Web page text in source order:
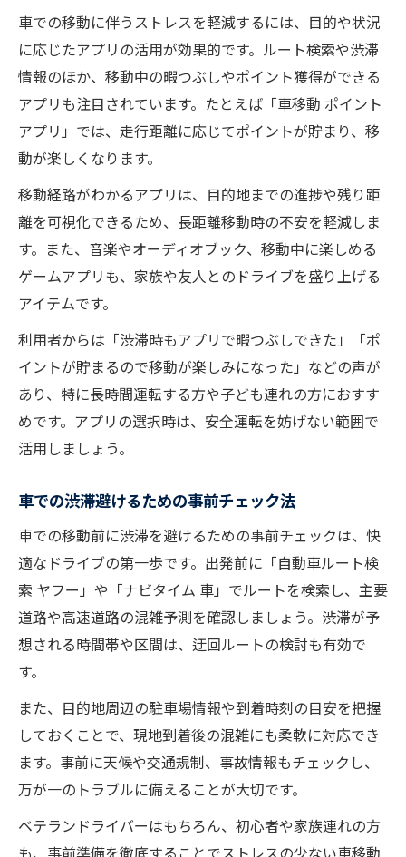
車での移動に伴うストレスを軽減するには、目的や状況
に応じたアプリの活用が効果的です。ルート検索や渋滞
情報のほか、移動中の暇つぶしやポイント獲得ができる
アプリも注目されています。たとえば「車移動 ポイント
アプリ」では、走行距離に応じてポイントが貯まり、移
動が楽しくなります。
移動経路がわかるアプリは、目的地までの進捗や残り距
離を可視化できるため、長距離移動時の不安を軽減しま
す。また、音楽やオーディオブック、移動中に楽しめる
ゲームアプリも、家族や友人とのドライブを盛り上げる
アイテムです。
利用者からは「渋滞時もアプリで暇つぶしできた」「ポ
イントが貯まるので移動が楽しみになった」などの声が
あり、特に長時間運転する方や子ども連れの方におすす
めです。アプリの選択時は、安全運転を妨げない範囲で
活用しましょう。
車での渋滞避けるための事前チェック法
車での移動前に渋滞を避けるための事前チェックは、快
適なドライブの第一歩です。出発前に「自動車ルート検
索 ヤフー」や「ナビタイム 車」でルートを検索し、主要
道路や高速道路の混雑予測を確認しましょう。渋滞が予
想される時間帯や区間は、迂回ルートの検討も有効で
す。
また、目的地周辺の駐車場情報や到着時刻の目安を把握
しておくことで、現地到着後の混雑にも柔軟に対応でき
ます。事前に天候や交通規制、事故情報もチェックし、
万が一のトラブルに備えることが大切です。
ベテランドライバーはもちろん、初心者や家族連れの方
も、事前準備を徹底することでストレスの少ない車移動